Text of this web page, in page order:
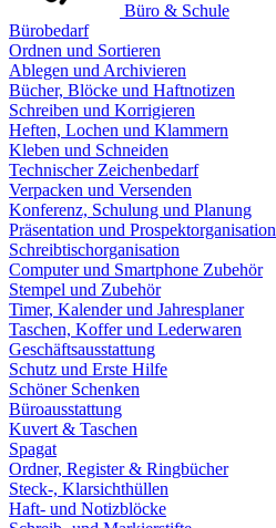
Büro & Schule
Bürobedarf
Ordnen und Sortieren
Ablegen und Archivieren
Bücher, Blöcke und Haftnotizen
Schreiben und Korrigieren
Heften, Lochen und Klammern
Kleben und Schneiden
Technischer Zeichenbedarf
Verpacken und Versenden
Konferenz, Schulung und Planung
Präsentation und Prospektorganisation
Schreibtischorganisation
Computer und Smartphone Zubehör
Stempel und Zubehör
Timer, Kalender und Jahresplaner
Taschen, Koffer und Lederwaren
Geschäftsausstattung
Schutz und Erste Hilfe
Schöner Schenken
Büroausstattung
Kuvert & Taschen
Spagat
Ordner, Register & Ringbücher
Steck-, Klarsichthüllen
Haft- und Notizblöcke